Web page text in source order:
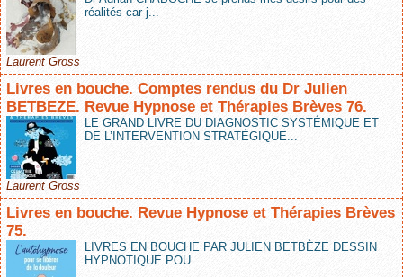
réalités car j...
Laurent Gross
Livres en bouche. Comptes rendus du Dr Julien
BETBEZE. Revue Hypnose et Thérapies Brèves 76.
LE GRAND LIVRE DU DIAGNOSTIC SYSTÉMIQUE ET
DE L’INTERVENTION STRATÉGIQUE...
Laurent Gross
Livres en bouche. Revue Hypnose et Thérapies Brèves
75.
LIVRES EN BOUCHE PAR JULIEN BETBÈZE DESSIN
HYPNOTIQUE POU...